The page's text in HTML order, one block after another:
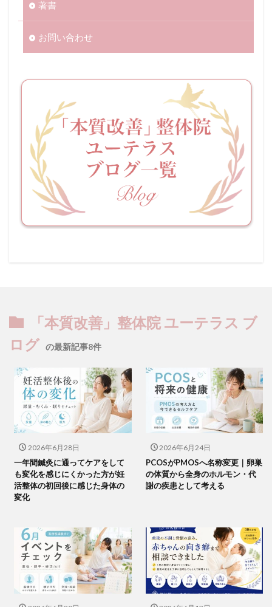
著書
お問い合わせ
「本質改善」整体院 ユーテラス ブ
ログ の最新記事8件
2026年6月28日
一年間鍼灸に通ってケアをして
も変化を感じにくかった方が妊
活整体の初回後に感じた身体の
変化
2026年6月24日
PCOSがPMOSへ名称変更｜卵巣
の体質から全身のホルモン・代
謝の疾患として考える